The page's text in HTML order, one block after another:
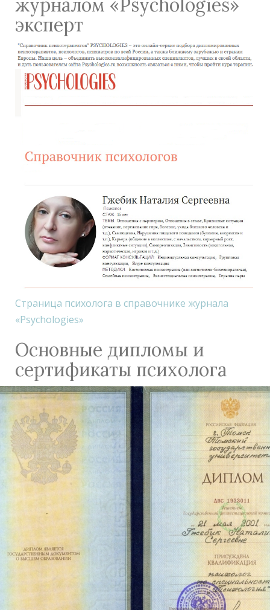
журналом «Psychologies»
эксперт
Страница психолога в справочнике журнала
«Psychologies»
Основные дипломы и
сертификаты психолога